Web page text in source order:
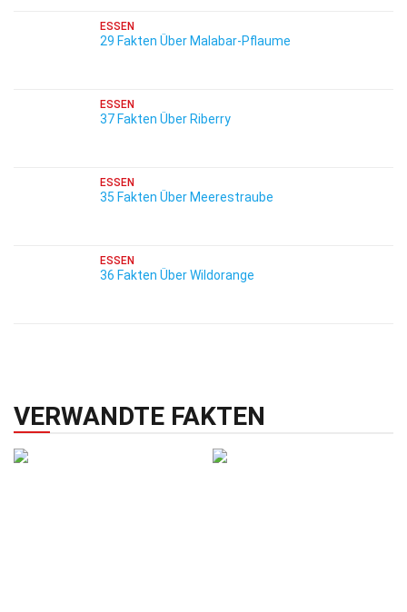
ESSEN
29 Fakten Über Malabar-Pflaume
ESSEN
37 Fakten Über Riberry
ESSEN
35 Fakten Über Meerestraube
ESSEN
36 Fakten Über Wildorange
VERWANDTE FAKTEN